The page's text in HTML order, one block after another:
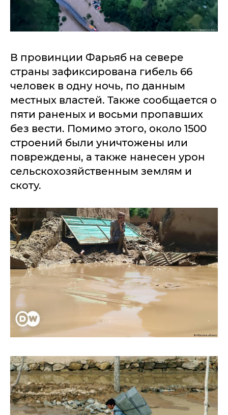
В провинции Фарьяб на севере
страны зафиксирована гибель 66
человек в одну ночь, по данным
местных властей. Также сообщается о
пяти раненых и восьми пропавших
без вести. Помимо этого, около 1500
строений были уничтожены или
повреждены, а также нанесен урон
сельскохозяйственным землям и
скоту.